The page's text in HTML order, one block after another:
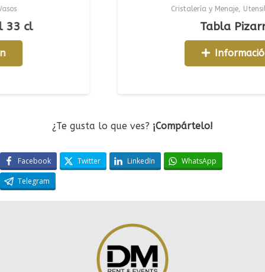
Cristalería y Menaje, Utensilios
Tabla Pizarra
Información
¿Te gusta lo que ves? ¡Compártelo!
Facebook Twitter LinkedIn
WhatsApp
Telegram